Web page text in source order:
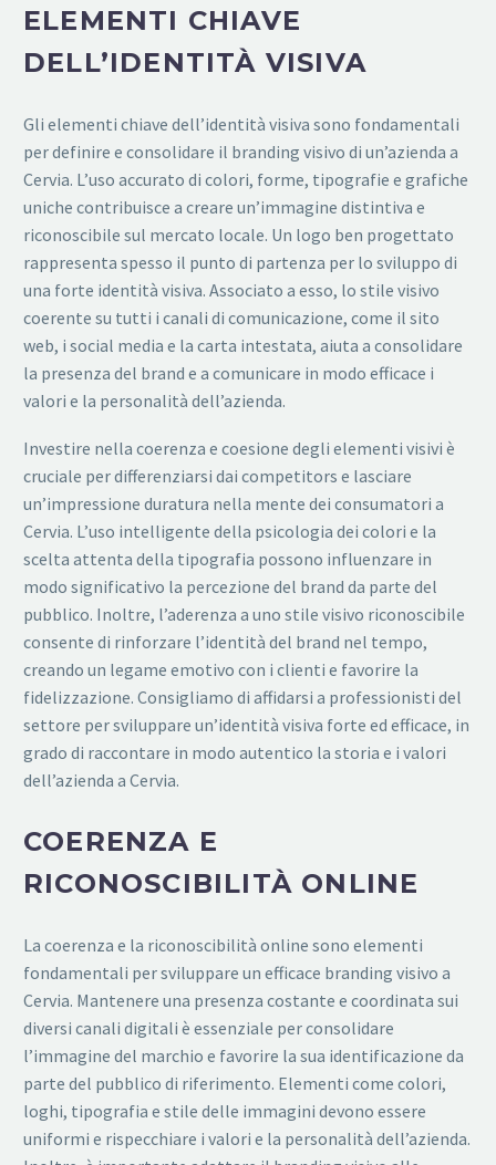
ELEMENTI CHIAVE
DELL’IDENTITÀ VISIVA
Gli elementi chiave dell’identità visiva sono fondamentali
per definire e consolidare il branding visivo di un’azienda a
Cervia. L’uso accurato di colori, forme, tipografie e grafiche
uniche contribuisce a creare un’immagine distintiva e
riconoscibile sul mercato locale. Un logo ben progettato
rappresenta spesso il punto di partenza per lo sviluppo di
una forte identità visiva. Associato a esso, lo stile visivo
coerente su tutti i canali di comunicazione, come il sito
web, i social media e la carta intestata, aiuta a consolidare
la presenza del brand e a comunicare in modo efficace i
valori e la personalità dell’azienda.
Investire nella coerenza e coesione degli elementi visivi è
cruciale per differenziarsi dai competitors e lasciare
un’impressione duratura nella mente dei consumatori a
Cervia. L’uso intelligente della psicologia dei colori e la
scelta attenta della tipografia possono influenzare in
modo significativo la percezione del brand da parte del
pubblico. Inoltre, l’aderenza a uno stile visivo riconoscibile
consente di rinforzare l’identità del brand nel tempo,
creando un legame emotivo con i clienti e favorire la
fidelizzazione. Consigliamo di affidarsi a professionisti del
settore per sviluppare un’identità visiva forte ed efficace, in
grado di raccontare in modo autentico la storia e i valori
dell’azienda a Cervia.
COERENZA E
RICONOSCIBILITÀ ONLINE
La coerenza e la riconoscibilità online sono elementi
fondamentali per sviluppare un efficace branding visivo a
Cervia. Mantenere una presenza costante e coordinata sui
diversi canali digitali è essenziale per consolidare
l’immagine del marchio e favorire la sua identificazione da
parte del pubblico di riferimento. Elementi come colori,
loghi, tipografia e stile delle immagini devono essere
uniformi e rispecchiare i valori e la personalità dell’azienda.